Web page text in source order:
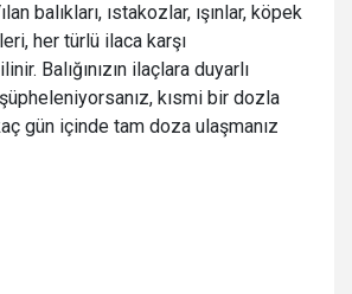
balıkları, ıstakozlar, ışınlar, köpek
her türlü ilaca karşı
Balığınızın ilaçlara duyarlı
kısmi bir dozla
gün içinde tam doza ulaşmanız